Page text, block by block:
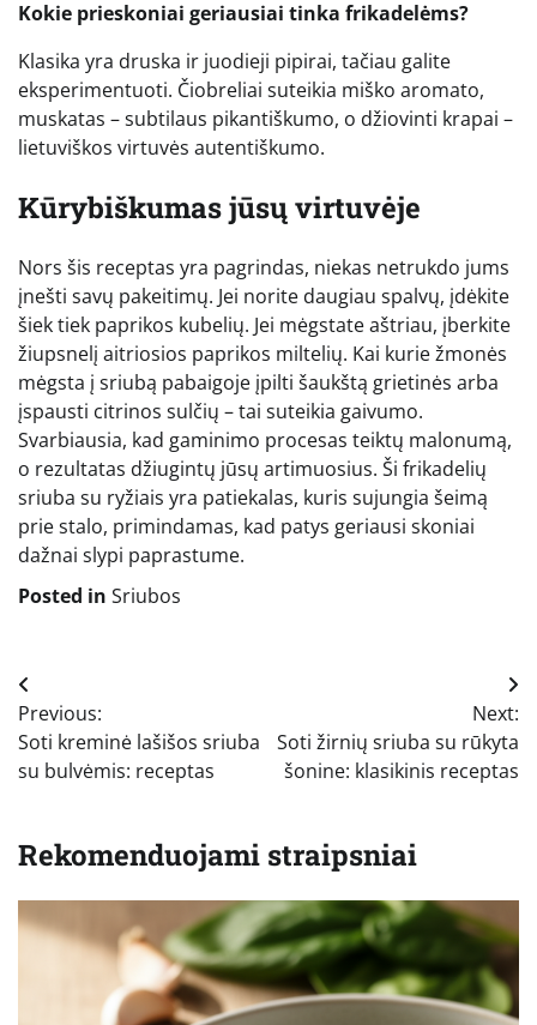
Kokie prieskoniai geriausiai tinka frikadelėms?
Klasika yra druska ir juodieji pipirai, tačiau galite
eksperimentuoti. Čiobreliai suteikia miško aromato,
muskatas – subtilaus pikantiškumo, o džiovinti krapai –
lietuviškos virtuvės autentiškumo.
Kūrybiškumas jūsų virtuvėje
Nors šis receptas yra pagrindas, niekas netrukdo jums
įnešti savų pakeitimų. Jei norite daugiau spalvų, įdėkite
šiek tiek paprikos kubelių. Jei mėgstate aštriau, įberkite
žiupsnelį aitriosios paprikos miltelių. Kai kurie žmonės
mėgsta į sriubą pabaigoje įpilti šaukštą grietinės arba
įspausti citrinos sulčių – tai suteikia gaivumo.
Svarbiausia, kad gaminimo procesas teiktų malonumą,
o rezultatas džiugintų jūsų artimuosius. Ši frikadelių
sriuba su ryžiais yra patiekalas, kuris sujungia šeimą
prie stalo, primindamas, kad patys geriausi skoniai
dažnai slypi paprastume.
Posted in Sriubos
Navigacija
tarp
įrašų
Previous:
Soti kreminė lašišos sriuba
su bulvėmis: receptas
Next:
Soti žirnių sriuba su rūkyta
šonine: klasikinis receptas
Rekomenduojami straipsniai